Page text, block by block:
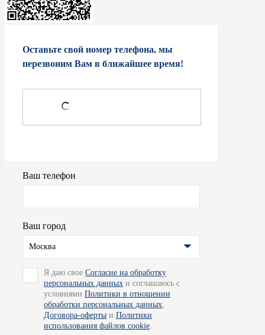
Оставьте свой номер телефона, мы
перезвоним Вам в ближайшее время!
Ваш телефон
Ваш город
Москва
Я даю свое Согласие на обработку
персональных данных и соглашаюсь с
условиями Политики в отношении
обработки персональных данных,
Договора-оферты и Политики
использования файлов cookie.